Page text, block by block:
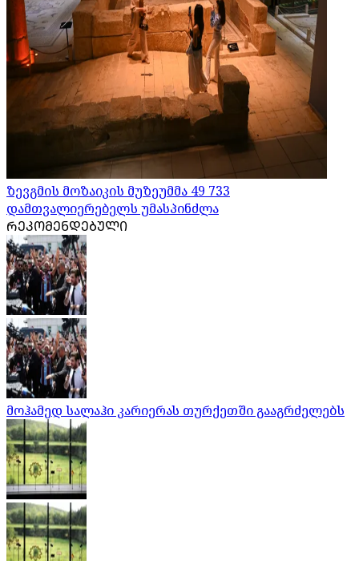
ზევგმის მოზაიკის მუზეუმმა 49 733
დამთვალიერებელს უმასპინძლა
ᲠᲔᲙᲝᲛᲔᲜᲓᲔᲑᲣᲚᲘ
მოჰამედ სალაჰი კარიერას თურქეთში გააგრძელებს